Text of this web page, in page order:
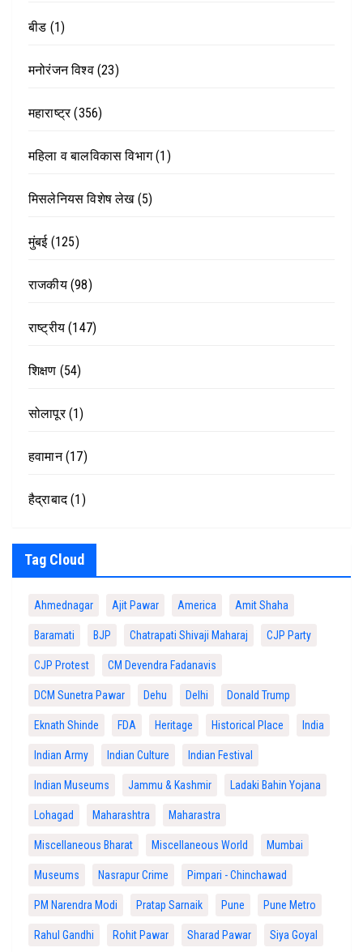
बीड (1)
मनोरंजन विश्व(23)
महाराष्ट्र(356)
महिला व बालविकास विभाग(1)
मिसलेनियस विशेष लेख(5)
मुंबई(125)
राजकीय(98)
राष्ट्रीय (147)
शिक्षण (54)
सोलापूर(1)
हवामान(17)
हैद्राबाद(1)
Tag Cloud
Ahmednagar Ajit Pawar America Amit Shaha
Baramati BJP Chatrapati Shivaji Maharaj CJP Party
CJP Protest CM Devendra Fadanavis
DCM Sunetra Pawar Dehu Delhi Donald Trump
Eknath Shinde FDA Heritage Historical Place India
Indian Army Indian Culture Indian Festival
Indian Museums Jammu & Kashmir Ladaki Bahin Yojana
Lohagad Maharashtra Maharastra
Miscellaneous Bharat Miscellaneous World Mumbai
Museums Nasrapur Crime Pimpari - Chinchawad
PM Narendra Modi Pratap Sarnaik Pune Pune Metro
Rahul Gandhi Rohit Pawar Sharad Pawar Siya Goyal